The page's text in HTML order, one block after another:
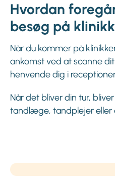
Hvordan
besøg på
Når du kommer på
ankomst ved at scanne
henvende dig i
Når det bliver din tur,
tandlæge, tandplejer eller